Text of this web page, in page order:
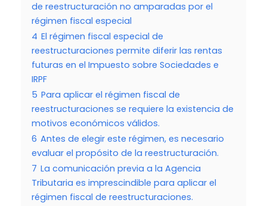
de reestructuración no amparadas por el
régimen fiscal especial
4 El régimen fiscal especial de
reestructuraciones permite diferir las rentas
futuras en el Impuesto sobre Sociedades e
IRPF
5 Para aplicar el régimen fiscal de
reestructuraciones se requiere la existencia de
motivos económicos válidos.
6 Antes de elegir este régimen, es necesario
evaluar el propósito de la reestructuración.
7 La comunicación previa a la Agencia
Tributaria es imprescindible para aplicar el
régimen fiscal de reestructuraciones.